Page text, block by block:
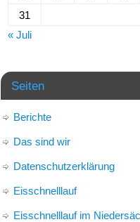
31
« Juli
Seiten
Berichte
Das sind wir
Datenschutzerklärung
Eisschnelllauf
Eisschnelllauf im